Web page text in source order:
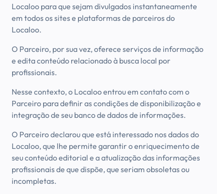
Localoo para que sejam divulgados instantaneamente
em todos os sites e plataformas de parceiros do
Localoo.
O Parceiro, por sua vez, oferece serviços de informação
e edita conteúdo relacionado à busca local por
profissionais.
Nesse contexto, o Localoo entrou em contato com o
Parceiro para definir as condições de disponibilização e
integração de seu banco de dados de informações.
O Parceiro declarou que está interessado nos dados do
Localoo, que lhe permite garantir o enriquecimento de
seu conteúdo editorial e a atualização das informações
profissionais de que dispõe, que seriam obsoletas ou
incompletas.